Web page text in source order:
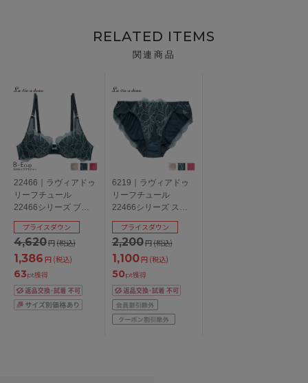
RELATED ITEMS
関連商品
22466｜ラヴィアドゥ
リーフチュール
22466シリーズ ブラ
ジャー単品 全3色 B-
E/65-75
4,620円(税込)
プライスダウン
1,386 円 (税込)
63pt獲得
6219｜ラヴィアドゥ
リーフチュール
22466シリーズ スタ
ンダードショーツ 全3
色 M/
2,200円(税込)
プライスダウン
1,100円 (税込)
50pt獲得